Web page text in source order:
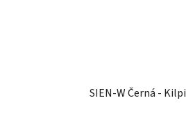
SIEN-W Černá - Kilpi